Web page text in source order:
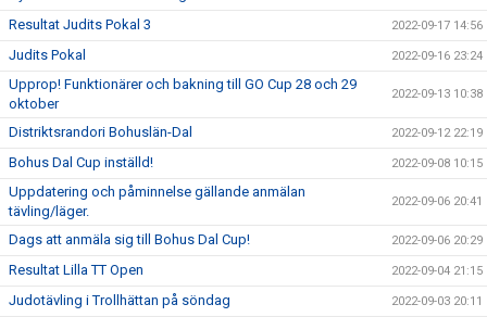
Resultat Judits Pokal 3 2022-09-17 14:56
Judits Pokal 2022-09-16 23:24
Upprop! Funktionärer och bakning till GO Cup 28 och 29
oktober
2022-09-13 10:38
Distriktsrandori Bohuslän-Dal 2022-09-12 22:19
Bohus Dal Cup inställd! 2022-09-08 10:15
Uppdatering och påminnelse gällande anmälan
tävling/läger.
2022-09-06 20:41
Dags att anmäla sig till Bohus Dal Cup! 2022-09-06 20:29
Resultat Lilla TT Open 2022-09-04 21:15
Judotävling i Trollhättan på söndag 2022-09-03 20:11